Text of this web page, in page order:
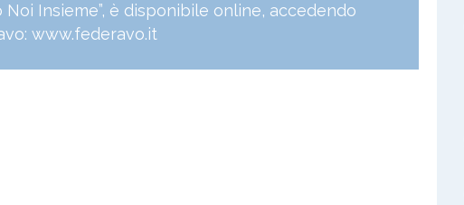
Noi Insieme”, è disponibile online, accedendo
www.federavo.it